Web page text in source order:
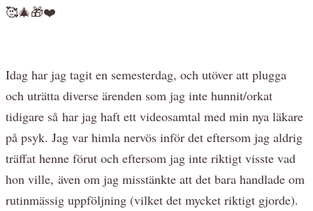
🥰🎄🎁❤️
Idag har jag tagit en semesterdag, och utöver att plugga
och uträtta diverse ärenden som jag inte hunnit/orkat
tidigare så har jag haft ett videosamtal med min nya läkare
på psyk. Jag var himla nervös inför det eftersom jag aldrig
träffat henne förut och eftersom jag inte riktigt visste vad
hon ville, även om jag misstänkte att det bara handlade om
rutinmässig uppföljning (vilket det mycket riktigt gjorde).